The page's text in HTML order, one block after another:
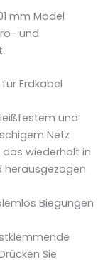
mm Model
und
Erdkabel
und
Netz
wiederholt in
herausgezogen
Biegungen
Sie